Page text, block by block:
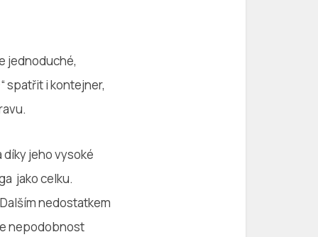
jednoduché,
spatřit i kontejner,
díky jeho vysoké
jako celku.
nedostatkem
nepodobnost